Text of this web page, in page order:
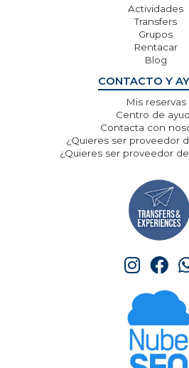
Actividades
Transfers
Grupos
Rentacar
Blog
CONTACTO Y
Mis reservas
Centro de
Contacta con
¿Quieres ser proveedor
¿Quieres ser proveedor